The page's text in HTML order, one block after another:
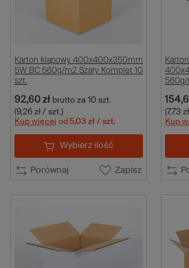
Karton klapowy 400x400x350mm
5W BC 560g/m2 Szary Komplet 10
szt.
92,60 zł brutto za 10 szt.
(9,26 zł / szt.)
Kup więcej od 5,03 zł / szt.
Porównaj Zapisz
Wybierz ilość
560g/
(7,73
Kup